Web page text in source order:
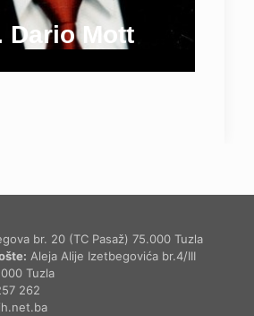
Dario Mott
br. 20 (TC Pasaž) 75.000 Tuzla
Aleja Alije Izetbegovića br.4/III
Tuzla
262